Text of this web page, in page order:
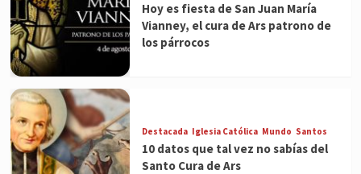
Hoy es fiesta de San Juan María
Vianney, el cura de Ars patrono de
los párrocos
Destacada Iglesia Católica Mundo Santos
10 datos que tal vez no sabías del
Santo Cura de Ars